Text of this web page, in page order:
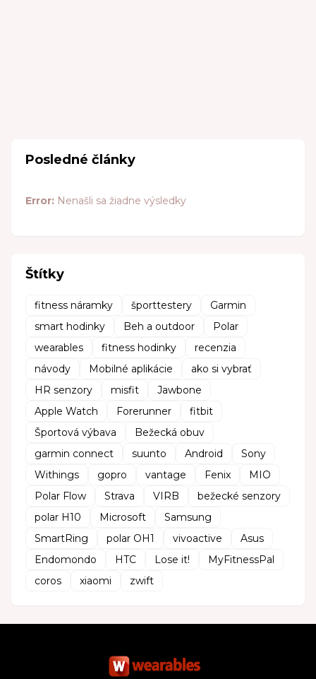
Posledné články
Error: Nenašli sa žiadne výsledky
Štítky
fitness náramky športtestery
Garmin
smart hodinky
Beh a outdoor
Polar
wearables
fitness hodinky
recenzia
návody
Mobilné aplikácie
ako si vybrať
HR senzory
misfit
Jawbone
Apple Watch
Forerunner
fitbit
Športová výbava
Bežecká obuv
garmin connect
suunto Android
Sony
Withings
gopro vantage Fenix
MIO
Polar Flow
Strava VIRB
bežecké senzory
polar H10
Microsoft
Samsung
SmartRing
polar OH1 vivoactive
Asus
Endomondo
HTC Lose it!
MyFitnessPal
coros
xiaomi zwift